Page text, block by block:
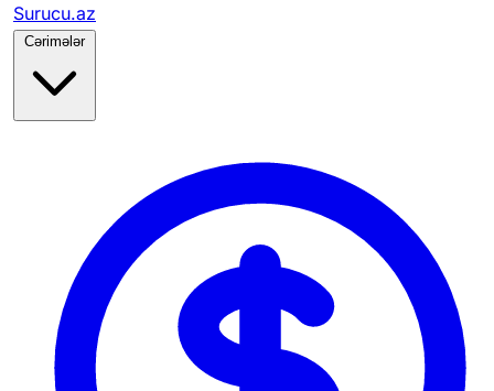
Surucu.az
Cərimələr